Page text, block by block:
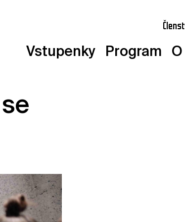
Vstupenky Program